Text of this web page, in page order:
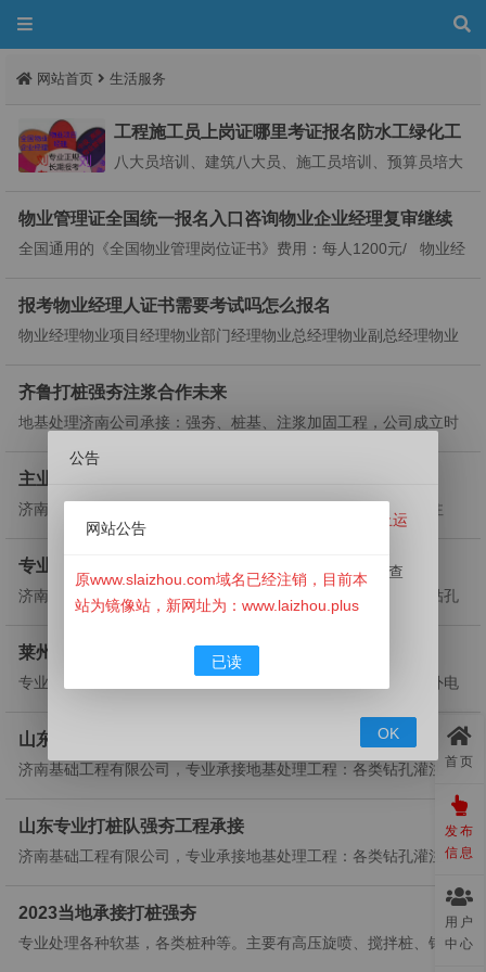
网站首页 生活服务
工程施工员上岗证哪里考证报名防水工绿化工
农艺师花卉园艺师高级物业
八大员培训、建筑八大员、施工员培训、预算员培大
(土建/电气/市政训、质量员培训、安全员培训、材料
员培训、机械员训、测量员培训、资料员培训、监八
大员培训、建筑八大员、施工员培训、预算员培训、
物业管理证全国统一报名入口咨询物业企业经理复审继续
教育物业管理师高级项目经理
全国通用的《全国物业管理岗位证书》费用：每人1200元/ 物业经
理师报考条件报考条件培训机修钳工报考要求电工报名老师刘老师
老师，团报价优物业经理培训物业项目经理管理员报考时间全国...
报考物业经理人证书需要考试吗怎么报名
物业经理物业项目经理物业部门经理物业总经理物业副总经理物业
件报考要求费用咨询刘老师刘老师报名优惠周期:一个月左右!（25-
30天）报名咨询刘老师报名条件：物业管理从业人...
齐鲁打桩强夯注浆合作未来
地基处理济南公司承接：强夯、桩基、注浆加固工程，公‌‌司成立时
十项，客户满意率高，公司经营灵活深受业主与项目方好评。公司
将继续秉承客户至上、、合作共赢理念为各界朋友服务。电话130...
主业承接山东地基打桩强夯
济南基础工程有限公司，专业承接地基处理工程：各类钻孔灌注
桩、强夯、软地基加固桩、桩基劳务等业务，合作共赢。共赢热
线：13082733609...
专业地基处理工程承接
济南专业公司承接地基处理工程：灌注桩、软地基处理、各类钻孔
桩、抗浮锚杆。抗浮锚杆，是建筑工程地下结构抗浮措施的一种。
抗浮锚杆，指的是抵抗其上建筑物向上移位而设置的结构构件，与
地下水位高低及变化情况有关，与抗压桩受力方向相反。联系电话1
308...
莱州水电上门维修
专业水电暖按装维修，免砸砖修补室内卫生间漏水。承接室内外电
改造，工厂电器设备维修，配电盘plc控制箱等。给排水安装维修，
水管阀门按裝，打水钻孔等。免砸瓷砖修补卫生间防水。微电同号:
1...
山东钻孔桩强夯施工
济南基础工程有限公司，专业承接地基处理工程：各类钻孔灌注
线：13082733609...
山东专业打桩队强夯工程承接
济南基础工程有限公司，专业承接地基处理工程：各类钻孔灌注
2023当地承接打桩强夯
专业处理各种软基，各类桩种等。主要有高压旋喷、搅拌桩、钢管
公告
原搜莱州信息网（www.slaizhou.com）已经停止运
此网站已经下线，本站目前为镜像站，用于用户查
询历史资料！
www.LaiZhou.Plus）莱州信息网发布。
OK
首页
发布
信息
用户
中心
网站公告
原www.slaizhou.com域名已经注销，目前本
站为镜像站，新网址为：www.laizhou.plus
已读